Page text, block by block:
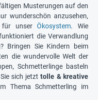
Musterungen auf den
wunderschön anzusehen,
für unserÖkosystem. Wie
die Verwandlung
Bringen Sie Kindern beim
die wundervolle Welt der
Schmetterlinge basteln
sich jetzttolle & kreative
Thema Schmetterling im